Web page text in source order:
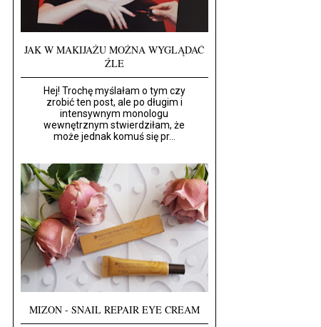
JAK W MAKIJAŻU MOŻNA WYGLĄDAĆ
ŹLE
Hej! Trochę myślałam o tym czy
zrobić ten post, ale po długim i
intensywnym monologu
wewnętrznym stwierdziłam, że
może jednak komuś się pr...
MIZON - SNAIL REPAIR EYE CREAM